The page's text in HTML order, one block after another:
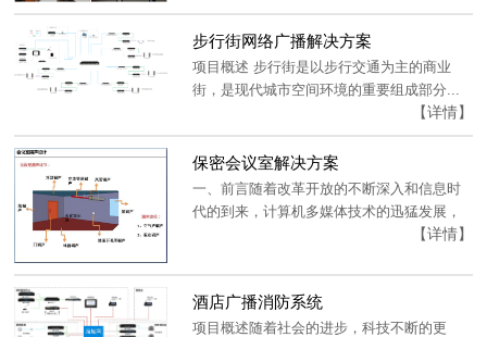
步行街网络广播解决方案
项目概述 步行街是以步行交通为主的商业
街，是现代城市空间环境的重要组成部分...
【详情】
保密会议室解决方案
一、前言随着改革开放的不断深入和信息时
代的到来，计算机多媒体技术的迅猛发展，
【详情】
酒店广播消防系统
项目概述随着社会的进步，科技不断的更